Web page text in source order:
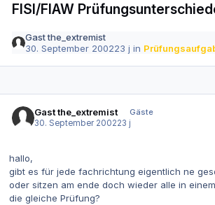
FISI/FIAW
Gast the_extremist
30. September 200223 j in
Gast the_extremist
Gäste
30. September 200223 j
hallo,
gibt es für jede fachrichtung eigentlich ne
oder sitzen am ende doch wieder alle in
die gleiche Prüfung?